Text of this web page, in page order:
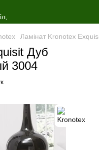
Ламінат Kronotex
Дуб
3004